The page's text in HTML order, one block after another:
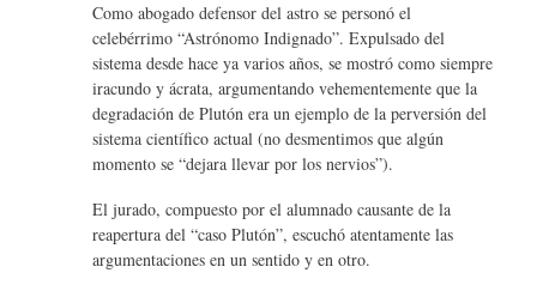
Como abogado defensor del astro se personó el
celebérrimo “Astrónomo Indignado”. Expulsado del
sistema desde hace ya varios años, se mostró como siempre
iracundo y ácrata, argumentando vehementemente que la
degradación de Plutón era un ejemplo de la perversión del
sistema científico actual (no desmentimos que algún
momento se “dejara llevar por los nervios”).
El jurado, compuesto por el alumnado causante de la
reapertura del “caso Plutón”, escuchó atentamente las
argumentaciones en un sentido y en otro.